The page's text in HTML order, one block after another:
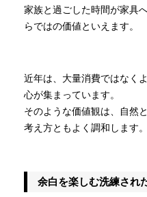
家族と過ごした時間が家具
らではの価値といえます。
近年は、大量消費ではなく
心が集まっています。
そのような価値観は、自然
考え方ともよく調和します。
余白を楽しむ洗練され